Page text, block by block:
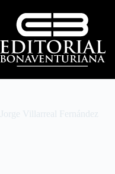
Jorge Villarreal Fernández